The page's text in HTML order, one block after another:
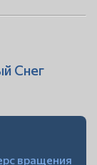
Снег
вращения